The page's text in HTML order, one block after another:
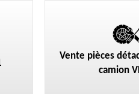
Vente pièces
camion